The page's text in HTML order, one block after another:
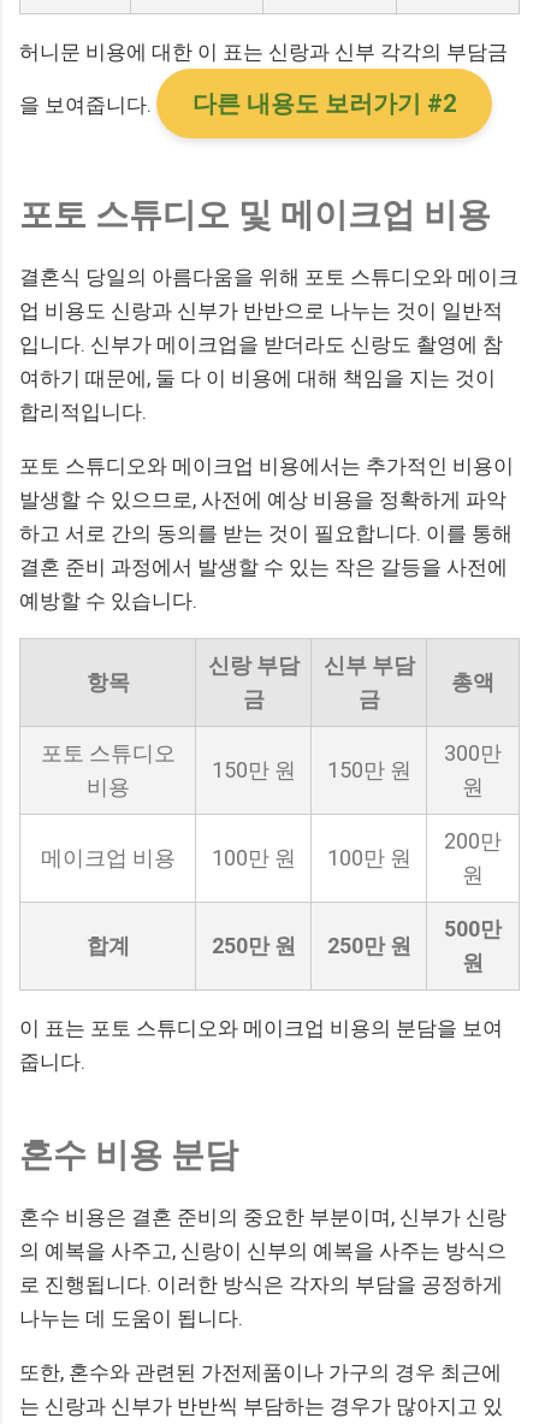
허니문 비용에 대한 이 표는 신랑과 신부 각각의 부담금
을 보여줍니다. 다른 내용도 보러가기 #2
포토 스튜디오 및 메이크업 비용
결혼식 당일의 아름다움을 위해 포토 스튜디오와 메이크
업 비용도 신랑과 신부가 반반으로 나누는 것이 일반적
입니다. 신부가 메이크업을 받더라도 신랑도 촬영에 참
여하기 때문에, 둘 다 이 비용에 대해 책임을 지는 것이
합리적입니다.
포토 스튜디오와 메이크업 비용에서는 추가적인 비용이
발생할 수 있으므로, 사전에 예상 비용을 정확하게 파악
하고 서로 간의 동의를 받는 것이 필요합니다. 이를 통해
결혼 준비 과정에서 발생할 수 있는 작은 갈등을 사전에
예방할 수 있습니다.
항목
신랑 부담
금
신부 부담
금
총액
포토 스튜디오
비용
150만 원 150만 원
300만
원
메이크업 비용 100만 원 100만 원
200만
원
합계 250만 원 250만 원
500만
원
이 표는 포토 스튜디오와 메이크업 비용의 분담을 보여
줍니다.
혼수 비용 분담
혼수 비용은 결혼 준비의 중요한 부분이며, 신부가 신랑
의 예복을 사주고, 신랑이 신부의 예복을 사주는 방식으
로 진행됩니다. 이러한 방식은 각자의 부담을 공정하게
나누는 데 도움이 됩니다.
또한, 혼수와 관련된 가전제품이나 가구의 경우 최근에
는 신랑과 신부가 반반씩 부담하는 경우가 많아지고 있